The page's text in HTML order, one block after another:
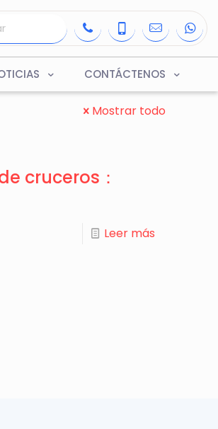
CONTÁCTENOS
Mostrar todo
cruceros：
Leer más